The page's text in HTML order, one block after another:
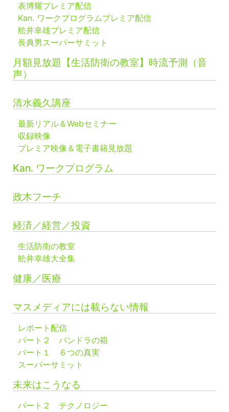
表博耀プレミア配信
Kan. ワークプログラムプレミア配信
舩井幸雄プレミア配信
長典男スーパーサミット
月額見放題【生活防衛の教室】時流予測（音
声）
清水義久講座
最新リアル＆Webセミナー
収録映像
プレミア映像＆電子書籍見放題
Kan. ワークプログラム
政木フーチ
経済／経営／投資
生活防衛の教室
舩井幸雄大全集
健康／医療
マスメディアには載らない情報
レポート配信
パート２ パンドラの箱
パート１ ６つの真実
スーパーサミット
未来はこうなる
パート２ テクノロジー